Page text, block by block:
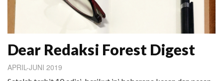
Dear Redaksi Forest Digest
APRIL-JUNI 2019